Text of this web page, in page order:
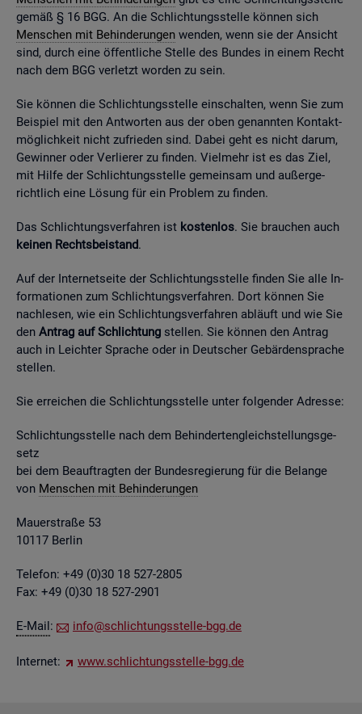
gemäß § 16 BGG. An die Schlich­tungs­stel­le kön­nen sich
Men­schen mit Be­hin­de­run­gen wen­den, wenn sie der An­sicht
sind, durch eine öf­fent­li­che Stel­le des Bun­des in einem Recht
nach dem BGG ver­letzt wor­den zu sein.
Sie kön­nen die Schlich­tungs­stel­le ein­schal­ten, wenn Sie zum
Bei­spiel mit den Ant­wor­ten aus der oben ge­nann­ten Kon­takt­
mög­lich­keit nicht zu­frie­den sind. Dabei geht es nicht darum,
Ge­win­ner oder Ver­lie­rer zu fin­den. Viel­mehr ist es das Ziel,
mit Hilfe der Schlich­tungs­stel­le ge­mein­sam und au­ßer­ge­
richt­lich eine Lö­sung für ein Pro­blem zu fin­den.
Das Schlich­tungs­ver­fah­ren ist kos­ten­los. Sie brau­chen auch
kei­nen Rechts­bei­stand.
Auf der In­ter­net­sei­te der Schlich­tungs­stel­le fin­den Sie alle In­
for­ma­tio­nen zum Schlich­tungs­ver­fah­ren. Dort kön­nen Sie
nach­le­sen, wie ein Schlich­tungs­ver­fah­ren ab­läuft und wie Sie
den An­trag auf Schlich­tung stel­len. Sie kön­nen den An­trag
auch in Leich­ter Spra­che oder in Deut­scher Ge­bär­den­spra­che
stel­len.
Sie er­rei­chen die Schlich­tungs­stel­le unter fol­gen­der Adres­se:
Schlich­tungs­stel­le nach dem Be­hin­der­ten­gleich­stel­lungs­ge­
setz
bei dem Be­auf­trag­ten der Bun­des­re­gie­rung für die Be­lan­ge
von Men­schen mit Be­hin­de­run­gen
Mau­er­stra­ße 53
10117 Ber­lin
Te­le­fon: +49 (0)30 18 527-2805
Fax: +49 (0)30 18 527-2901
E-Mail: info@​sch​lich​tung​sste​lle-​bgg.​de
In­ter­net: www.​sch​lich​tung​sste​lle-​bgg.​de